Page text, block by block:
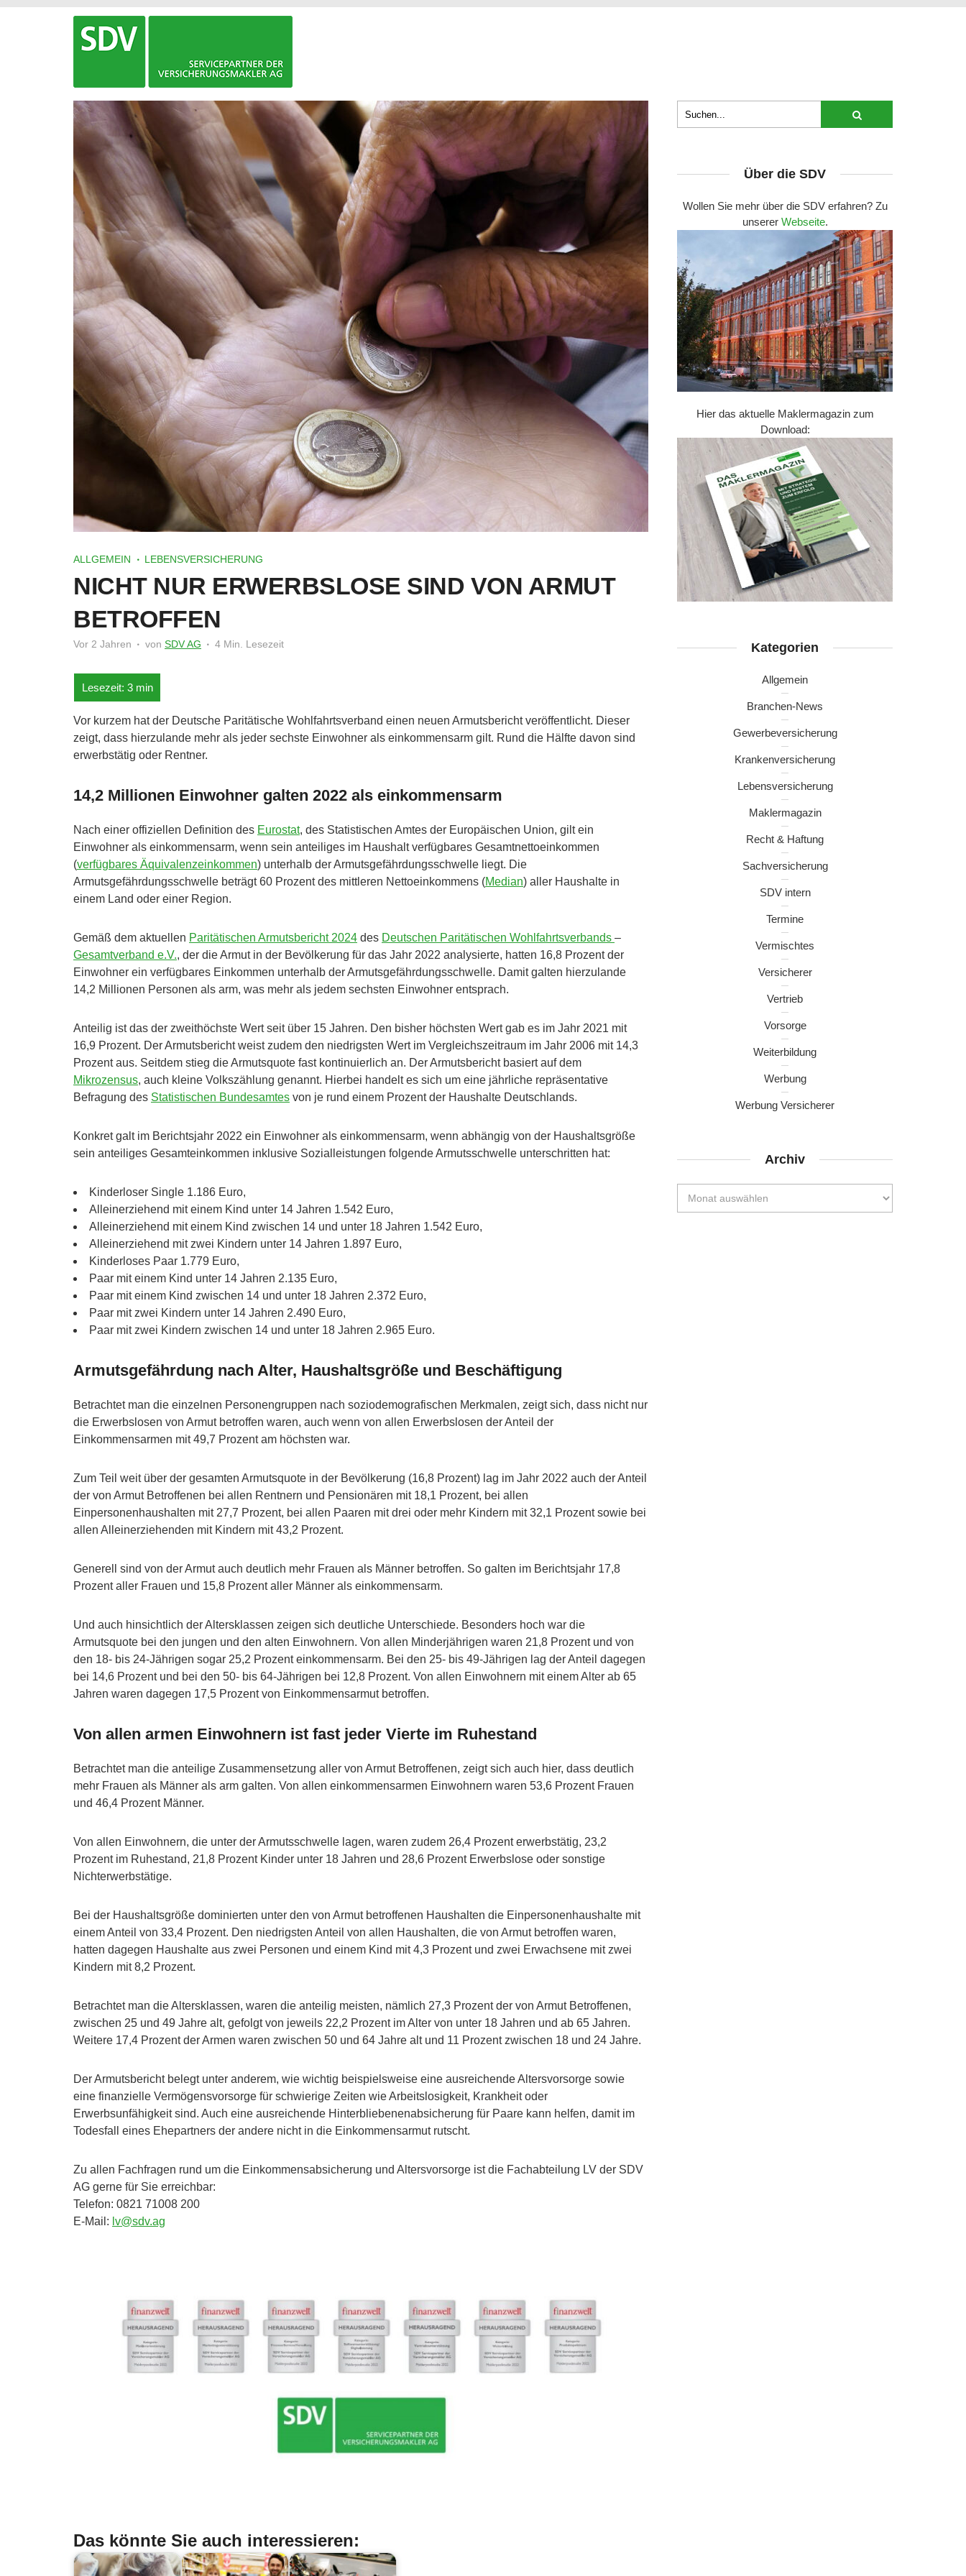
ALLGEMEIN LEBENSVERSICHERUNG
NICHT NUR ERWERBSLOSE SIND VON ARMUT
BETROFFEN
Vor 2 Jahren von SDV AG 4 Min. Lesezeit
Vor kurzem hat der Deutsche Paritätische Wohlfahrtsverband einen neuen Armutsbericht veröffentlicht. Dieser
zeigt, dass hierzulande mehr als jeder sechste Einwohner als einkommensarm gilt. Rund die Hälfte davon sind
erwerbstätig oder Rentner.
14,2 Millionen Einwohner galten 2022 als einkommensarm
Nach einer offiziellen Definition des Eurostat, des Statistischen Amtes der Europäischen Union, gilt ein
Einwohner als einkommensarm, wenn sein anteiliges im Haushalt verfügbares Gesamtnettoeinkommen
(verfügbares Äquivalenzeinkommen) unterhalb der Armutsgefährdungsschwelle liegt. Die
Armutsgefährdungsschwelle beträgt 60 Prozent des mittleren Nettoeinkommens (Median) aller Haushalte in
einem Land oder einer Region.
Gemäß dem aktuellen Paritätischen Armutsbericht 2024 des Deutschen Paritätischen Wohlfahrtsverbands –
Gesamtverband e.V., der die Armut in der Bevölkerung für das Jahr 2022 analysierte, hatten 16,8 Prozent der
Einwohner ein verfügbares Einkommen unterhalb der Armutsgefährdungsschwelle. Damit galten hierzulande
14,2 Millionen Personen als arm, was mehr als jedem sechsten Einwohner entsprach.
Anteilig ist das der zweithöchste Wert seit über 15 Jahren. Den bisher höchsten Wert gab es im Jahr 2021 mit
16,9 Prozent. Der Armutsbericht weist zudem den niedrigsten Wert im Vergleichszeitraum im Jahr 2006 mit 14,3
Prozent aus. Seitdem stieg die Armutsquote fast kontinuierlich an. Der Armutsbericht basiert auf dem
Mikrozensus, auch kleine Volkszählung genannt. Hierbei handelt es sich um eine jährliche repräsentative
Befragung des Statistischen Bundesamtes von je rund einem Prozent der Haushalte Deutschlands.
Konkret galt im Berichtsjahr 2022 ein Einwohner als einkommensarm, wenn abhängig von der Haushaltsgröße
sein anteiliges Gesamteinkommen inklusive Sozialleistungen folgende Armutsschwelle unterschritten hat:
Kinderloser Single 1.186 Euro,
Alleinerziehend mit einem Kind unter 14 Jahren 1.542 Euro,
Alleinerziehend mit einem Kind zwischen 14 und unter 18 Jahren 1.542 Euro,
Alleinerziehend mit zwei Kindern unter 14 Jahren 1.897 Euro,
Kinderloses Paar 1.779 Euro,
Paar mit einem Kind unter 14 Jahren 2.135 Euro,
Paar mit einem Kind zwischen 14 und unter 18 Jahren 2.372 Euro,
Paar mit zwei Kindern unter 14 Jahren 2.490 Euro,
Paar mit zwei Kindern zwischen 14 und unter 18 Jahren 2.965 Euro.
Armutsgefährdung nach Alter, Haushaltsgröße und Beschäftigung
Betrachtet man die einzelnen Personengruppen nach soziodemografischen Merkmalen, zeigt sich, dass nicht nur
die Erwerbslosen von Armut betroffen waren, auch wenn von allen Erwerbslosen der Anteil der
Einkommensarmen mit 49,7 Prozent am höchsten war.
Zum Teil weit über der gesamten Armutsquote in der Bevölkerung (16,8 Prozent) lag im Jahr 2022 auch der Anteil
der von Armut Betroffenen bei allen Rentnern und Pensionären mit 18,1 Prozent, bei allen
Einpersonenhaushalten mit 27,7 Prozent, bei allen Paaren mit drei oder mehr Kindern mit 32,1 Prozent sowie bei
allen Alleinerziehenden mit Kindern mit 43,2 Prozent.
Generell sind von der Armut auch deutlich mehr Frauen als Männer betroffen. So galten im Berichtsjahr 17,8
Prozent aller Frauen und 15,8 Prozent aller Männer als einkommensarm.
Und auch hinsichtlich der Altersklassen zeigen sich deutliche Unterschiede. Besonders hoch war die
Armutsquote bei den jungen und den alten Einwohnern. Von allen Minderjährigen waren 21,8 Prozent und von
den 18- bis 24-Jährigen sogar 25,2 Prozent einkommensarm. Bei den 25- bis 49-Jährigen lag der Anteil dagegen
bei 14,6 Prozent und bei den 50- bis 64-Jährigen bei 12,8 Prozent. Von allen Einwohnern mit einem Alter ab 65
Jahren waren dagegen 17,5 Prozent von Einkommensarmut betroffen.
Von allen armen Einwohnern ist fast jeder Vierte im Ruhestand
Betrachtet man die anteilige Zusammensetzung aller von Armut Betroffenen, zeigt sich auch hier, dass deutlich
mehr Frauen als Männer als arm galten. Von allen einkommensarmen Einwohnern waren 53,6 Prozent Frauen
und 46,4 Prozent Männer.
Von allen Einwohnern, die unter der Armutsschwelle lagen, waren zudem 26,4 Prozent erwerbstätig, 23,2
Prozent im Ruhestand, 21,8 Prozent Kinder unter 18 Jahren und 28,6 Prozent Erwerbslose oder sonstige
Nichterwerbstätige.
Bei der Haushaltsgröße dominierten unter den von Armut betroffenen Haushalten die Einpersonenhaushalte mit
einem Anteil von 33,4 Prozent. Den niedrigsten Anteil von allen Haushalten, die von Armut betroffen waren,
hatten dagegen Haushalte aus zwei Personen und einem Kind mit 4,3 Prozent und zwei Erwachsene mit zwei
Kindern mit 8,2 Prozent.
Betrachtet man die Altersklassen, waren die anteilig meisten, nämlich 27,3 Prozent der von Armut Betroffenen,
zwischen 25 und 49 Jahre alt, gefolgt von jeweils 22,2 Prozent im Alter von unter 18 Jahren und ab 65 Jahren.
Weitere 17,4 Prozent der Armen waren zwischen 50 und 64 Jahre alt und 11 Prozent zwischen 18 und 24 Jahre.
Der Armutsbericht belegt unter anderem, wie wichtig beispielsweise eine ausreichende Altersvorsorge sowie
eine finanzielle Vermögensvorsorge für schwierige Zeiten wie Arbeitslosigkeit, Krankheit oder
Erwerbsunfähigkeit sind. Auch eine ausreichende Hinterbliebenenabsicherung für Paare kann helfen, damit im
Todesfall eines Ehepartners der andere nicht in die Einkommensarmut rutscht.
Zu allen Fachfragen rund um die Einkommensabsicherung und Altersvorsorge ist die Fachabteilung LV der SDV
AG gerne für Sie erreichbar:
Telefon: 0821 71008 200
E-Mail: lv@sdv.ag
Das könnte Sie auch interessieren:
Über die SDV
Wollen Sie mehr über die SDV erfahren? Zu
unserer Webseite.
Hier das aktuelle Maklermagazin zum
Download:
Kategorien
Allgemein
Branchen-News
Gewerbeversicherung
Krankenversicherung
Lebensversicherung
Maklermagazin
Recht & Haftung
Sachversicherung
SDV intern
Termine
Vermischtes
Versicherer
Vertrieb
Vorsorge
Weiterbildung
Werbung
Werbung Versicherer
Archiv